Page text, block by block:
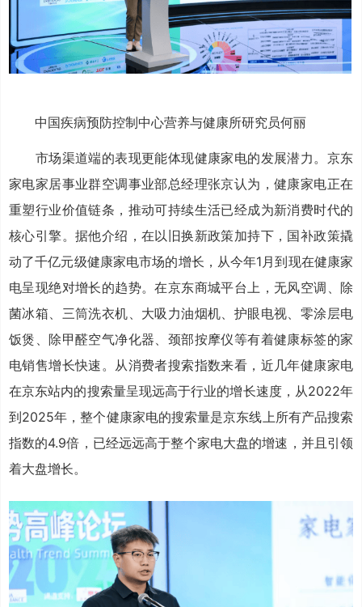
中国疾病预防控制中心营养与健康所研究员何丽
市场渠道端的表现更能体现健康家电的发展潜力。京东
家电家居事业群空调事业部总经理张京认为，健康家电正在
重塑行业价值链条，推动可持续生活已经成为新消费时代的
核心引擎。据他介绍，在以旧换新政策加持下，国补政策撬
动了千亿元级健康家电市场的增长，从今年1月到现在健康家
电呈现绝对增长的趋势。在京东商城平台上，无风空调、除
菌冰箱、三筒洗衣机、大吸力油烟机、护眼电视、零涂层电
饭煲、除甲醛空气净化器、颈部按摩仪等有着健康标签的家
电销售增长快速。从消费者搜索指数来看，近几年健康家电
在京东站内的搜索量呈现远高于行业的增长速度，从2022年
到2025年，整个健康家电的搜索量是京东线上所有产品搜索
指数的4.9倍，已经远远高于整个家电大盘的增速，并且引领
着大盘增长。